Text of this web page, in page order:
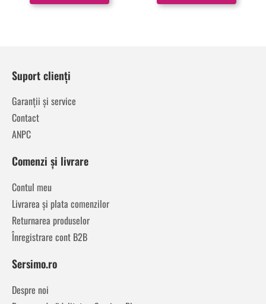
Suport clienți
Garanții și service
Contact
ANPC
Comenzi și livrare
Contul meu
Livrarea și plata comenzilor
Returnarea produselor
Înregistrare cont B2B
Sersimo.ro
Despre noi